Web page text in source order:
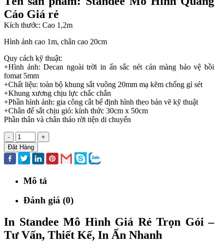
Cáo Giá rẻ
Kích thước: Cao 1,2m
Hình ảnh cao 1m, chân cao 20cm
Quy cách kỹ thuật:
+Hình ảnh: Decan ngoài trời in ấn sắc nét cán màng bảo vệ bồi
fomat 5mm
+Chất liệu: toàn bộ khung sắt vuông 20mm mạ kẽm chống gỉ sét
+Khung xương chịu lực chắc chắn
+Phần hình ảnh: gia công cắt bế định hình theo bản vẽ kỹ thuật
+Chân đế sắt chịu gió: kính thức 30cm x 50cm
Phần thân và chân tháo rời tiện di chuyển
-
+
Đặt Hàng
Mô tả
Đánh giá (0)
In Standee Mô Hình Giá Rẻ Trọn Gói –
Tư Vấn, Thiết Kế, In Ấn Nhanh